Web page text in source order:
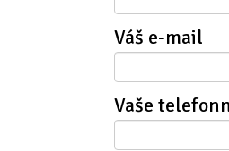
Váš e-mail
Vaše